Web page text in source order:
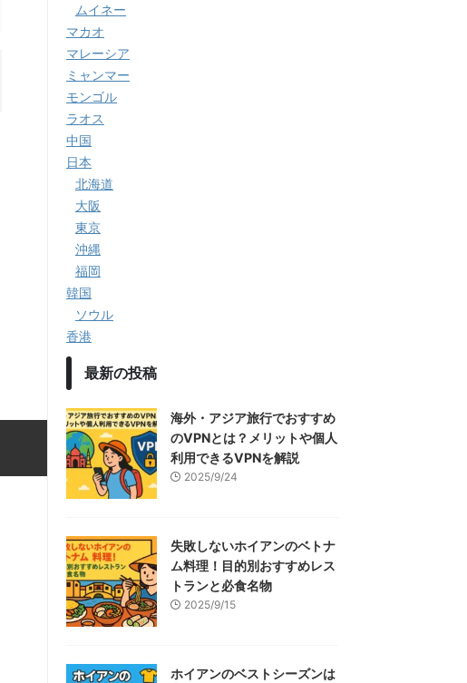
ムイネー
マカオ
マレーシア
ミャンマー
モンゴル
ラオス
中国
日本
北海道
大阪
東京
沖縄
福岡
韓国
ソウル
香港
最新の投稿
海外・アジア旅行でおすすめ
のVPNとは？メリットや個人
利用できるVPNを解説
2025/9/24
失敗しないホイアンのベトナ
ム料理！目的別おすすめレス
トランと必食名物
2025/9/15
ホイアンのベストシーズンは